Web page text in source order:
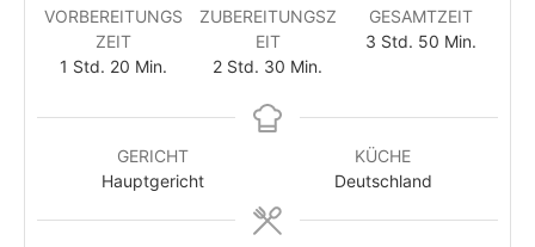
VORBEREITUNGS
ZEIT
1 Std. 20 Min.
ZUBEREITUNGSZ
EIT
2 Std. 30 Min.
GESAMTZEIT
3 Std. 50 Min.
GERICHT
Hauptgericht
KÜCHE
Deutschland